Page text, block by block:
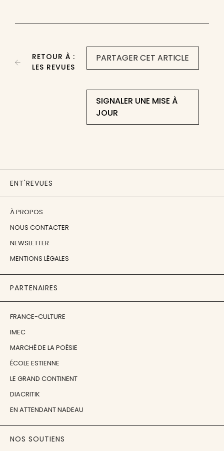
PARTAGER CET ARTICLE
SIGNALER UNE MISE À
JOUR
RETOUR À :
LES REVUES
ENT'REVUES
À PROPOS
NOUS CONTACTER
NEWSLETTER
MENTIONS LÉGALES
PARTENAIRES
FRANCE-CULTURE
IMEC
MARCHÉ DE LA POÉSIE
ÉCOLE ESTIENNE
LE GRAND CONTINENT
DIACRITIK
EN ATTENDANT NADEAU
NOS SOUTIENS